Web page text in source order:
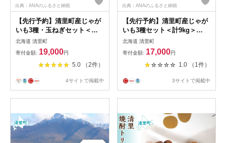
出典：ANAのふるさと納税
【先行予約】清里町産じゃが
いも3種・玉ねぎセット＜計
14kg＞（2026年10月中旬よ
り順次発送） 【 ふるさと納
税 人気 おすすめ ランキング
野菜 じゃがいも いも 芋 玉ね
清里町 送料無料 】 KYSB004
北海道 清里町
寄付金額: 19,000円
5.0 （2件）
4サイトで掲載中
出典：ANAのふるさと納税
【先行予約】清里町産じゃが
いも3種セット＜計9kg＞
（2026年10月中旬より順次発
送）【 ふるさと納税 人気 お
すすめ ランキング 野菜 じゃ
がいも いも ジャガイモ イモ
詰め合わせ 詰合せ 北海道 清
北海道 清里町
寄付金額: 17,000円
1.0 （1件）
3サイトで掲載中